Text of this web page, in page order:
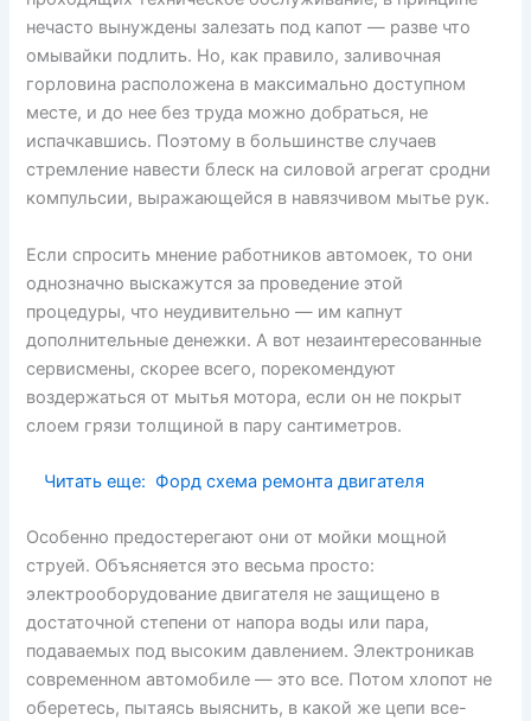
нечасто вынуждены залезать под капот — разве что
омывайки подлить. Но, как правило, заливочная
горловина расположена в максимально доступном
месте, и до нее без труда можно добраться, не
испачкавшись. Поэтому в большинстве случаев
стремление навести блеск на силовой агрегат сродни
компульсии, выражающейся в навязчивом мытье рук.
Если спросить мнение работников автомоек, то они
однозначно выскажутся за проведение этой
процедуры, что неудивительно — им капнут
дополнительные денежки. А вот незаинтересованные
сервисмены, скорее всего, порекомендуют
воздержаться от мытья мотора, если он не покрыт
слоем грязи толщиной в пару сантиметров.
Читать еще: Форд схема ремонта двигателя
Особенно предостерегают они от мойки мощной
струей. Объясняется это весьма просто:
электрооборудование двигателя не защищено в
достаточной степени от напора воды или пара,
подаваемых под высоким давлением. Электроникав
современном автомобиле — это все. Потом хлопот не
оберетесь, пытаясь выяснить, в какой же цепи все-